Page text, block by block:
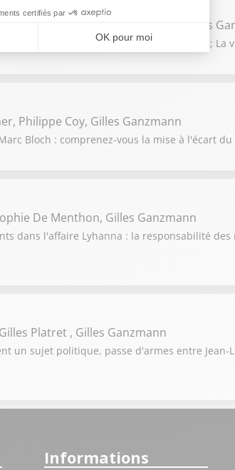
Gallien, Anthony Martins Misse , Gilles
l'un des enjeux de la campagne 2027 ? ; La
Philippe Coy, Gilles Ganzmann
Bloch : comprenez-vous la mise à l'écart du
De Menthon, Gilles Ganzmann
dans l'affaire Lyhanna : la responsabilité des
Platret , Gilles Ganzmann
un sujet politique, passe d'armes entre Jean-
Informations